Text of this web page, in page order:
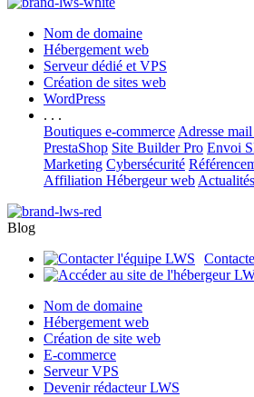
Nom de domaine
Hébergement web
Serveur dédié et VPS
Création de sites web
WordPress
. . .
Boutiques e-commerce Adresse
PrestaShop Site Builder Pro Envoi
Marketing Cybersécurité
Affiliation Hébergeur web
Blog
Nom de domaine
Hébergement web
Création de site web
E-commerce
Serveur VPS
Devenir rédacteur LWS